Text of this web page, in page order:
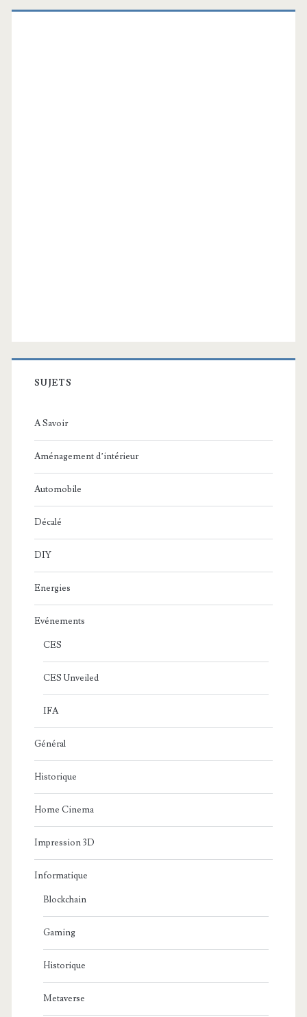
SUJETS
A Savoir
Aménagement d’intérieur
Automobile
Décalé
DIY
Energies
Evénements
CES
CES Unveiled
IFA
Général
Historique
Home Cinema
Impression 3D
Informatique
Blockchain
Gaming
Historique
Metaverse